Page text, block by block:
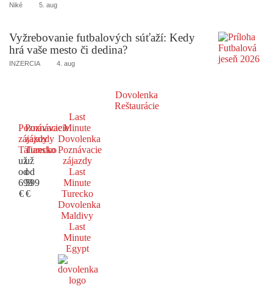
Niké 5. aug
Vyžrebovanie futbalových súťaží: Kedy
hrá vaše mesto či dedina?
INZERCIA 4. aug
Dovolenka
Reštaurácie
Poznávacie
zájazdy
Taliansko
už
od
699
€
Poznávacie
zájazdy
Turecko
už
od
599
€
Last
Minute
Dovolenka
Poznávacie
zájazdy
Last
Minute
Turecko
Dovolenka
Maldivy
Last
Minute
Egypt